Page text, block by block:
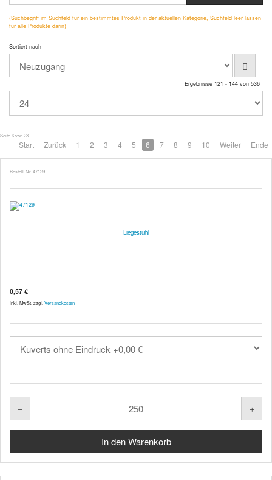
(Suchbegriff im Suchfeld für ein bestimmtes Produkt in der aktuellen Kategorie, Suchfeld leer lassen
für alle Produkte darin)
Sortiert nach
Ergebnisse 121 - 144 von 536
Seite 6 von 23
Start Zurück 1 2 3 4 5 6 7 8 9 10 Weiter Ende
Bestell-Nr. 47129
Liegestuhl
0,57 €
inkl. MwSt. zzgl. Versandkosten